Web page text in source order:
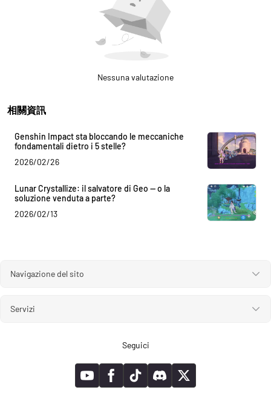
Nessuna valutazione
相關資訊
Genshin Impact sta bloccando le meccaniche
fondamentali dietro i 5 stelle?
2026/02/26
Lunar Crystallize: il salvatore di Geo — o la
soluzione venduta a parte?
2026/02/13
Navigazione del sito
Servizi
Seguici